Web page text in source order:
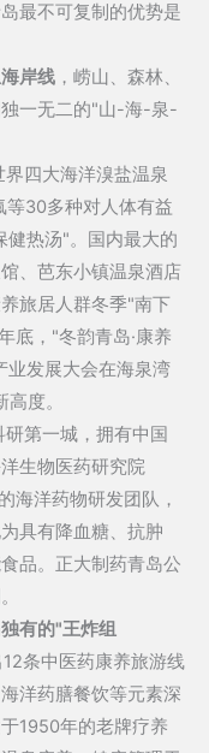
最不可复制的优势是
岸线 ，崂山、森林、
一无二的"山-海-泉-
四大海洋溴盐温泉
30多种对人体有益
健热汤"。国内最大的
、芭东小镇温泉酒店
旅居人群冬季"南下
底，"冬韵青岛·康养
业发展大会在海泉湾
度。
第一城，拥有中国
生物医药研究院
海洋药物研发团队，
具有降血糖、抗肿
品。正大制药青岛公
有的"王炸组
条中医药康养旅游线
洋药膳餐饮等元素深
1950年的老牌疗养